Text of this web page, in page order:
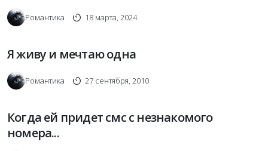
Романтика 18 марта, 2024
Я живу и мечтаю одна
Романтика 27 сентября, 2010
Когда ей придет смс с незнакомого
номера...